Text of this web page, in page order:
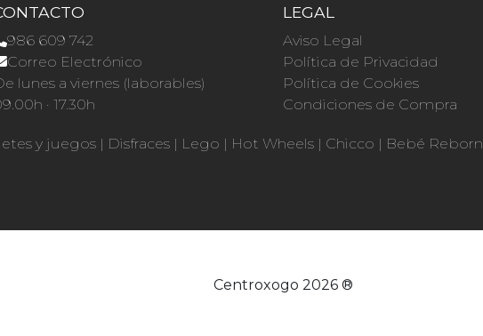
986 609 742
Correo Electrónico
lunes a viernes (laborables)
· 17.30h
LEGAL
Aviso Legal
Política de Privacidad
Política de Cookies
Condiciones de Compra
y juegos | Disfraces | Lego | Hot Wheels | Chicco | Bebé Reborn
Centroxogo 2026 ®